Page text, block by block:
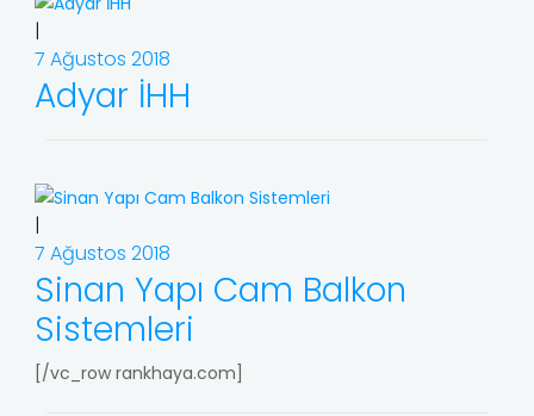
|
7 Ağustos 2018
Adyar İHH
|
7 Ağustos 2018
Sinan Yapı Cam Balkon
Sistemleri
[/vc_row rankhaya.com]